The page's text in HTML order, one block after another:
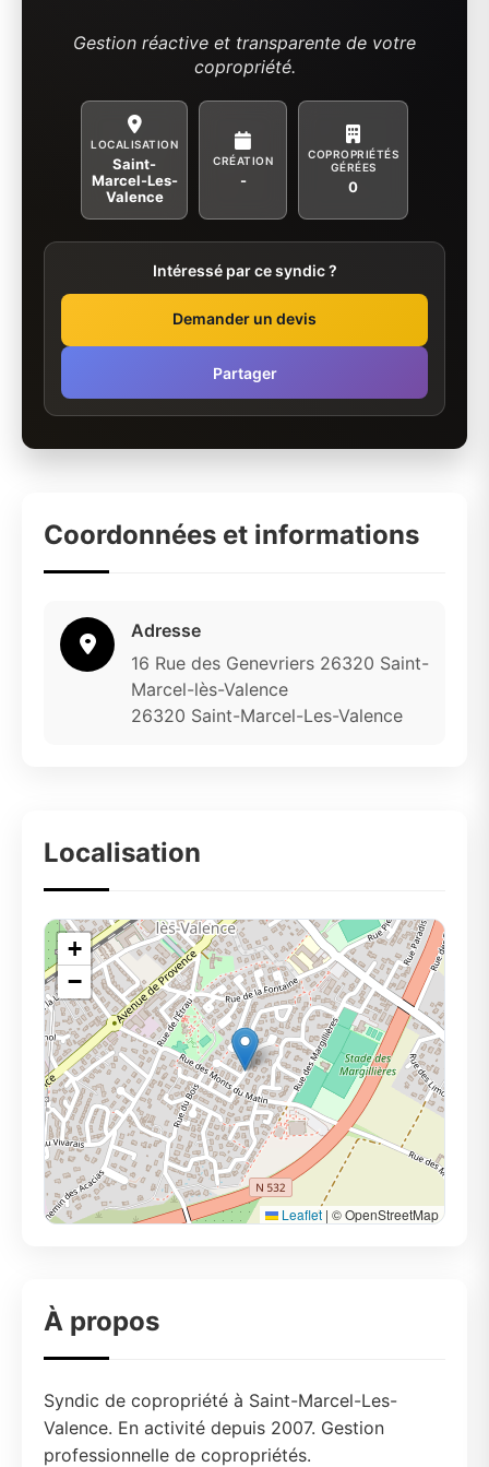
Gestion réactive et transparente de votre
copropriété.
LOCALISATION
Saint-
Marcel-Les-
Valence
CRÉATION
-
COPROPRIÉTÉS
GÉRÉES
0
Intéressé par ce syndic ?
Demander un devis
Partager
Coordonnées et informations
Adresse
16 Rue des Genevriers 26320 Saint-
Marcel-lès-Valence
26320 Saint-Marcel-Les-Valence
Localisation
+
−
Leaflet | © OpenStreetMap
À propos
Syndic de copropriété à Saint-Marcel-Les-
Valence. En activité depuis 2007. Gestion
professionnelle de copropriétés.